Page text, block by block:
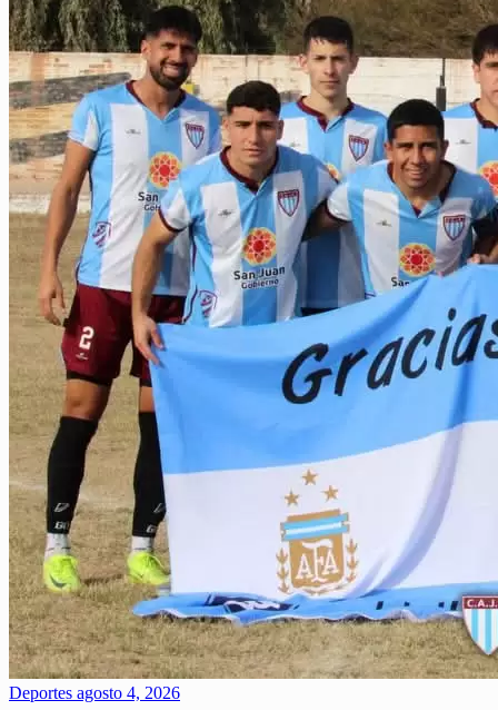
Deportes agosto 4, 2026